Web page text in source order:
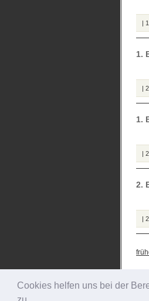
Cookies helfen uns bei der
|
1.
|
1.
|
2.
|